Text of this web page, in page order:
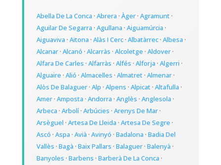
Abella De La Conca · Abrera · Àger· Agramunt·
Aguilar De Segarra · Agullana · Aiguamúrcia ·
Aiguaviva · Aitona · Alàs I Cerc· Albatàrrec· Albesa ·
Alcanar· Alcanó · Alcarràs · Alcoletge · Aldover·
Alfara De Carles · Alfarràs · Alfés · Alforja · Algerri ·
Alguaire · Alió · Almacelles · Almatret· Almenar·
Alòs De Balaguer· Alp · Alpens · Alpicat· Altafulla ·
Amer· Amposta · Andorra · Anglès · Anglesola ·
Arbeca · Arbolí· Arbúcies · Arenys De Mar·
Arsèguel · Artesa De Lleida · Artesa De Segre ·
Ascó · Aspa · Avià · Avinyó · Badalona · Badia Del
Vallès · Bagà · Baix Pallars · Balaguer· Balenyà ·
Banyoles · Barbens · Barberà De La Conca ·